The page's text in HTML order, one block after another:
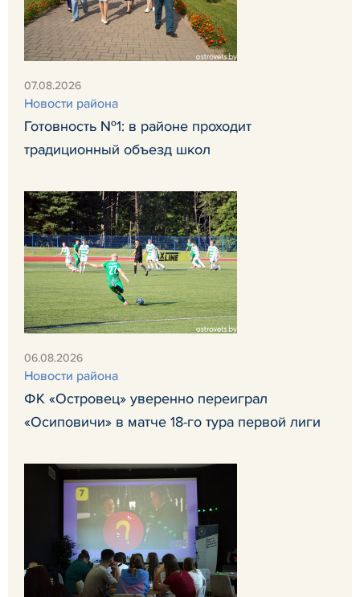
07.08.2026
Новости района
Готовность №1: в районе проходит
традиционный объезд школ
06.08.2026
Новости района
ФК «Островец» уверенно переиграл
«Осиповичи» в матче 18-го тура первой лиги